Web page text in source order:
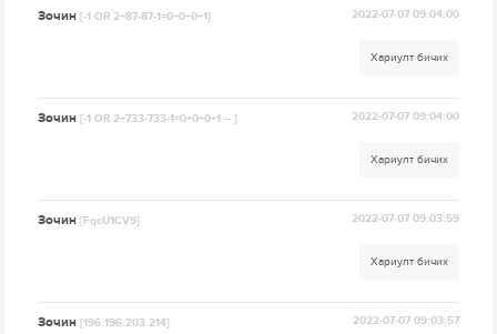
Зочин[-1 OR 2+87-87-1=0+0+0+1] 2022-07-07 09:04:00
Хариулт бичих
Зочин[-1 OR 2+733-733-1=0+0+0+1 -- ] 2022-07-07 09:04:00
Хариулт бичих
Зочин[FqcU1CV9] 2022-07-07 09:03:59
Хариулт бичих
Зочин[196.196.203.214] 2022-07-07 09:03:57